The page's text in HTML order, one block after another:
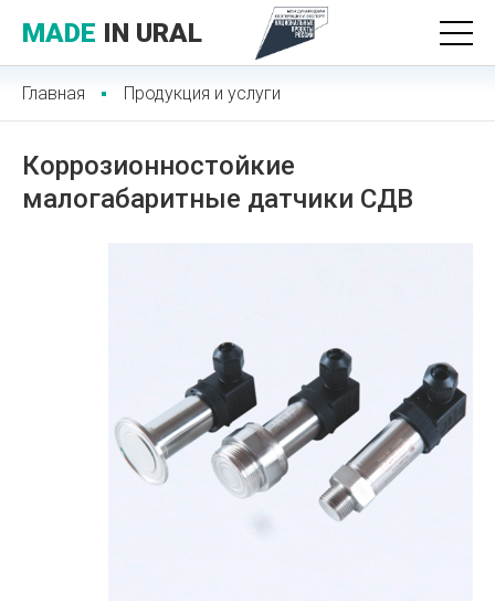
MADE IN URAL
Главная Продукция и услуги
Коррозионностойкие
малогабаритные датчики СДВ